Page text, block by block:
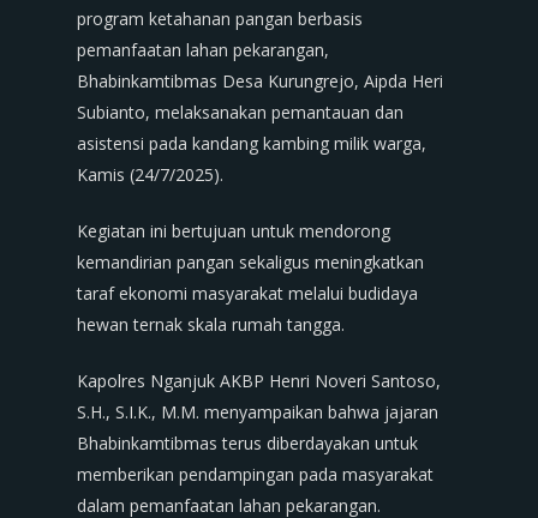
program ketahanan pangan berbasis
pemanfaatan lahan pekarangan,
Bhabinkamtibmas Desa Kurungrejo, Aipda Heri
Subianto, melaksanakan pemantauan dan
asistensi pada kandang kambing milik warga,
Kamis (24/7/2025).
Kegiatan ini bertujuan untuk mendorong
kemandirian pangan sekaligus meningkatkan
taraf ekonomi masyarakat melalui budidaya
hewan ternak skala rumah tangga.
Kapolres Nganjuk AKBP Henri Noveri Santoso,
S.H., S.I.K., M.M. menyampaikan bahwa jajaran
Bhabinkamtibmas terus diberdayakan untuk
memberikan pendampingan pada masyarakat
dalam pemanfaatan lahan pekarangan.